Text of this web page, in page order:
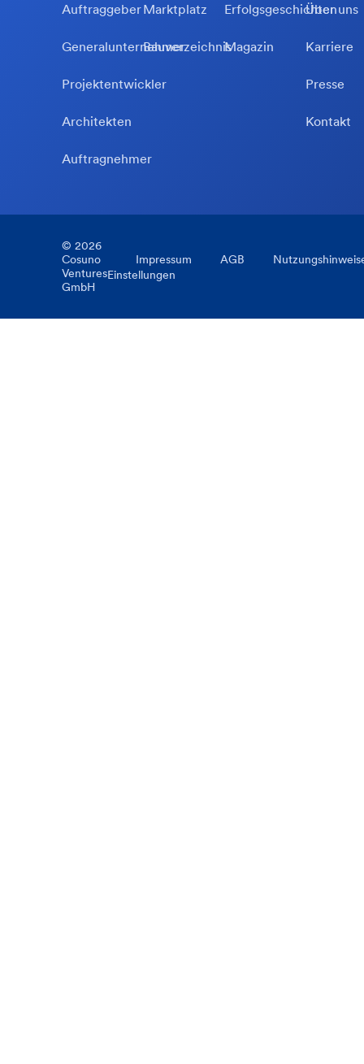
Auftraggeber
Generalunternehmer
Projektentwickler
Architekten
Auftragnehmer
Marktplatz
Bauverzeichnis
Erfolgsgeschichten
Magazin
Über uns
Karriere
Presse
Kontakt
© 2026
Cosuno
Ventures
GmbH
Impressum AGB
Einstellungen